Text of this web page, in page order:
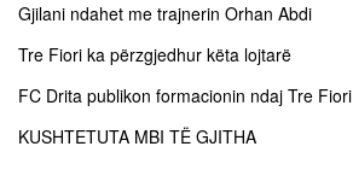
Gjilani ndahet me trajnerin Orhan Abdi
Tre Fiori ka përzgjedhur këta lojtarë
FC Drita publikon formacionin ndaj Tre Fiori
KUSHTETUTA MBI TË GJITHA